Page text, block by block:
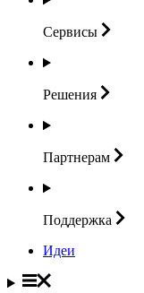
Сервисы
Решения
Партнерам
Поддержка
Идеи